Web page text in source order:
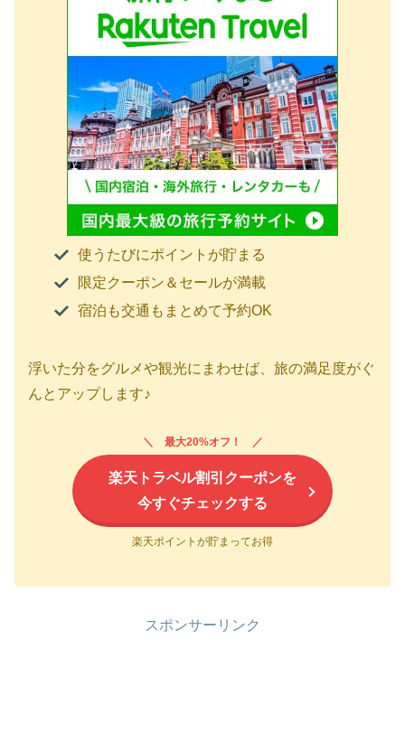
使うたびにポイントが貯まる
限定クーポン＆セールが満載
宿泊も交通もまとめて予約OK
浮いた分をグルメや観光にまわせば、旅の満足度がぐ
んとアップします♪
最大20%オフ！
楽天トラベル割引クーポンを
今すぐチェックする
楽天ポイントが貯まってお得
スポンサーリンク